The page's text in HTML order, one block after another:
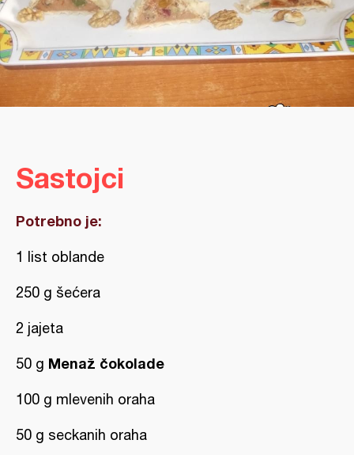
Sastojci
Potrebno je:
1 list oblande
250 g šećera
2 jajeta
50 g Menaž čokolade
100 g mlevenih oraha
50 g seckanih oraha